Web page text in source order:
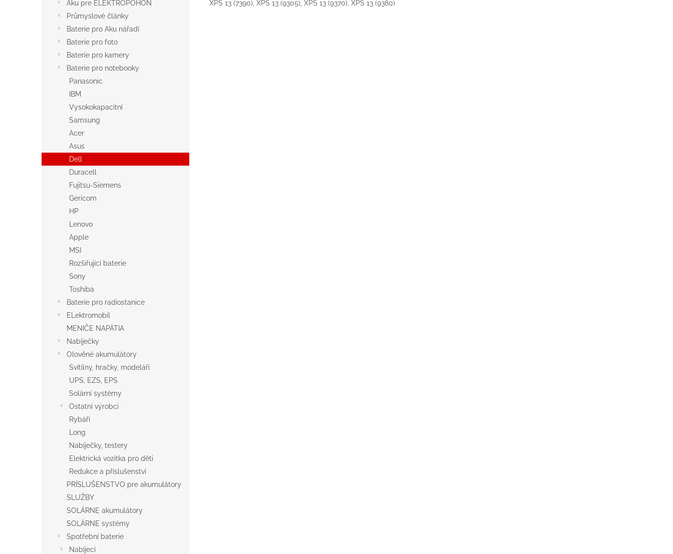
Aku pre ELEKTROPOHON
Průmyslové články
Baterie pro Aku nářadí
Baterie pro foto
Baterie pro kamery
Baterie pro notebooky
Panasonic
IBM
Vysokokapacitní
Samsung
Acer
Asus
Dell
Duracell
Fujitsu-Siemens
Gericom
HP
Lenovo
Apple
MSI
Rozšiřující baterie
Sony
Toshiba
Baterie pro radiostanice
ELektromobil
MENIČE NAPÄTIA
Nabíječky
Olověné akumulátory
Svítilny, hračky, modeláři
UPS, EZS, EPS
Solární systémy
Ostatní výrobci
Rybáři
Long
Nabíječky, testery
Elektrická vozítka pro děti
Redukce a příslušenství
PRÍSLUŠENSTVO pre akumulátory
SLUŽBY
SOLÁRNE akumulátory
SOLÁRNE systémy
Spotřební baterie
Nabíjecí
XPS 13 (7390), XPS 13 (9305), XPS 13 (9370), XPS 13 (9380)